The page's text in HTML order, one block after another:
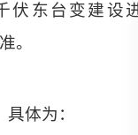
伏东台变建设
。
具体为 ：